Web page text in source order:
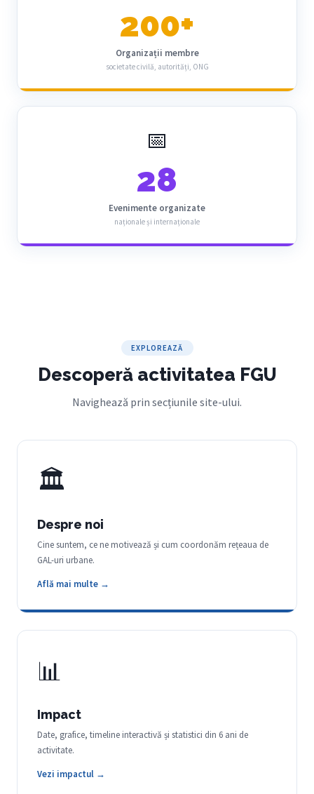
200+
Organizații membre
societate civilă, autorități, ONG
📅
28
Evenimente organizate
naționale și internaționale
EXPLOREAZĂ
Descoperă activitatea FGU
Navighează prin secțiunile site-ului.
🏛
Despre noi
Cine suntem, ce ne motivează și cum coordonăm rețeaua de
GAL-uri urbane.
Află mai multe →
📊
Impact
Date, grafice, timeline interactivă și statistici din 6 ani de
activitate.
Vezi impactul →